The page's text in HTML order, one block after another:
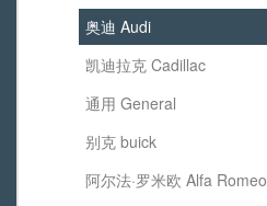
奥迪 Audi
凯迪拉克 Cadillac
通用 General
别克 buick
阿尔法·罗米欧 Alfa Romeo